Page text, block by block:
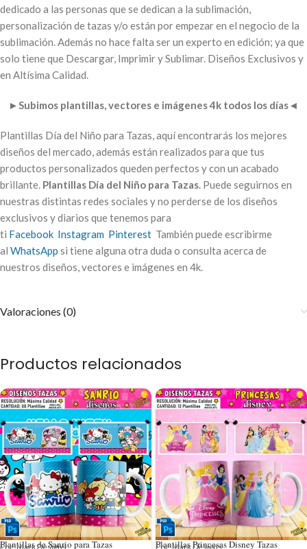
dedicado a las personas que se dedican a la sublimación,
personalización de tazas y/o están por empezar en el negocio de la
sublimación. Además no hace falta ser un experto en edición; ya que
solo tiene que Descargar, Imprimir y Sublimar. Diseños Exclusivos y
en Altísima Calidad.
►Subimos plantillas, vectores e imágenes 4k todos los días◄
Plantillas Día del Niño para Tazas, aquí encontrarás los mejores
diseños del mercado, además están realizados para que tus
productos personalizados queden perfectos y con un acabado
brillante. Plantillas Día del Niño para Tazas. Puede seguirnos en
nuestras distintas redes sociales y no perderse de los diseños
exclusivos y diarios que tenemos para
ti Facebook Instagram Pinterest También puede escribirme
al WhatsApp si tiene alguna otra duda o consulta acerca de
nuestros diseños, vectores e imágenes en 4k.
Valoraciones (0)
Productos relacionados
Plantillas de Sanrio para Tazas
Por: Mark Designs Plantillas Princesas Disney Tazas
Por: Mark Designs